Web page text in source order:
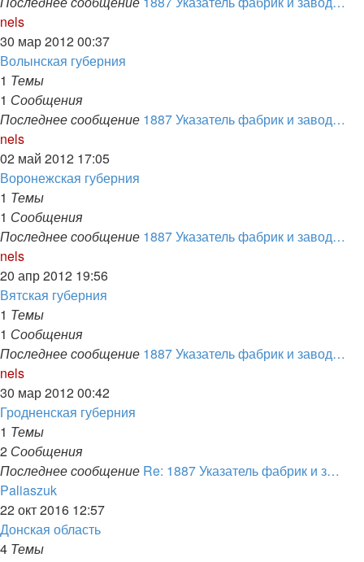
nelsПерейти
к
последнему
сообщению
30 мар 2012 00:37
Волынская губерния
1 Темы
1 Сообщения
Последнее сообщение 1887 Указатель фабрик и завод…
nelsПерейти
к
последнему
сообщению
02 май 2012 17:05
Воронежская губерния
1 Темы
1 Сообщения
Последнее сообщение 1887 Указатель фабрик и завод…
nelsПерейти
к
последнему
сообщению
20 апр 2012 19:56
Вятская губерния
1 Темы
1 Сообщения
Последнее сообщение 1887 Указатель фабрик и завод…
nelsПерейти
к
последнему
сообщению
30 мар 2012 00:42
Гродненская губерния
1 Темы
2 Сообщения
Последнее сообщение Re: 1887 Указатель фабрик и з…
PaliaszukПерейти
к
последнему
22 окт 2016 12:57
Донская область
4 Темы